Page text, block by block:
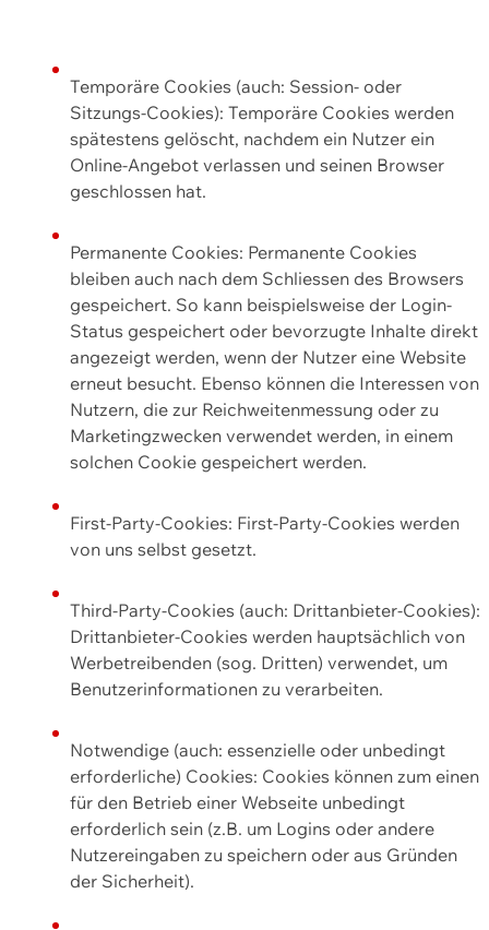
Temporäre Cookies (auch: Session- oder
Sitzungs-Cookies): Temporäre Cookies werden
spätestens gelöscht, nachdem ein Nutzer ein
Online-Angebot verlassen und seinen Browser
geschlossen hat.
Permanente Cookies: Permanente Cookies
bleiben auch nach dem Schliessen des Browsers
gespeichert. So kann beispielsweise der Login-
Status gespeichert oder bevorzugte Inhalte direkt
angezeigt werden, wenn der Nutzer eine Website
erneut besucht. Ebenso können die Interessen von
Nutzern, die zur Reichweitenmessung oder zu
Marketingzwecken verwendet werden, in einem
solchen Cookie gespeichert werden.
First-Party-Cookies: First-Party-Cookies werden
von uns selbst gesetzt.
Third-Party-Cookies (auch: Drittanbieter-Cookies):
Drittanbieter-Cookies werden hauptsächlich von
Werbetreibenden (sog. Dritten) verwendet, um
Benutzerinformationen zu verarbeiten.
Notwendige (auch: essenzielle oder unbedingt
erforderliche) Cookies: Cookies können zum einen
für den Betrieb einer Webseite unbedingt
erforderlich sein (z.B. um Logins oder andere
Nutzereingaben zu speichern oder aus Gründen
der Sicherheit).